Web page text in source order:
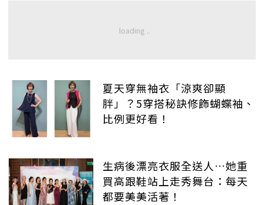
夏天穿無袖衣「涼爽卻顯
胖」？5穿搭秘訣修飾蝴蝶袖、
比例更好看！
生病後漂亮衣服全送人…她重
買高跟鞋站上走秀舞台：每天
都要美美活著！